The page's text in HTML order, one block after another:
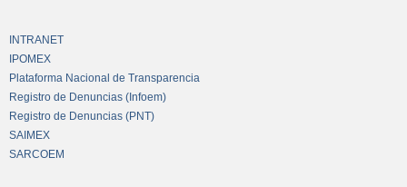
INTRANET
IPOMEX
Plataforma Nacional de Transparencia
Registro de Denuncias (Infoem)
Registro de Denuncias (PNT)
SAIMEX
SARCOEM